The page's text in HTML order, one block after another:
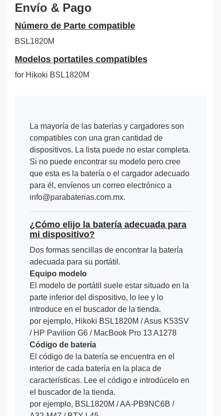
Envío & Pago
Número de Parte compatible
BSL1820M
Modelos portatiles compatibles
for Hikoki BSL1820M
La mayoría de las baterías y cargadores son
compatibles con una gran cantidad de
dispositivos. La lista puede no estar completa.
Si no puede encontrar su modelo pero cree
que esta es la batería o el cargador adecuado
para él, envíenos un correo electrónico a
info@parabaterias.com.mx.
¿Cómo elijo la batería adecuada para
mi dispositivo?
Dos formas sencillas de encontrar la batería
adecuada para su portátil.
Equipo modelo
El modelo de portátil suele estar situado en la
parte inferior del dispositivo, lo lee y lo
introduce en el buscador de la tienda.
por ejemplo, Hikoki BSL1820M / Asus K53SV
/ HP Pavilion G6 / MacBook Pro 13 A1278
Código de batería
El código de la batería se encuentra en el
interior de cada batería en la placa de
características. Lee el código e introdúcelo en
el buscador de la tienda.
por ejemplo, BSL1820M / AA-PB9NC6B /